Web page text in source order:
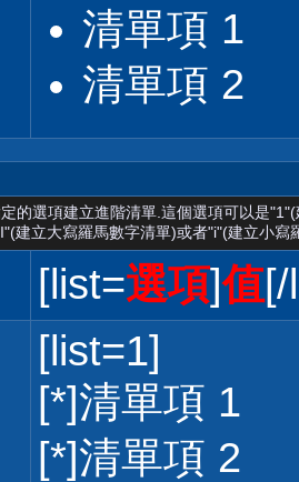
清單項 1
清單項 2
的選項建立進階清單.這個選項可以是
建立大寫羅馬數字清單)或者"i"(建立小寫
[list=選項]值
[list=1]
[*]清單項 1
[*]清單項 2